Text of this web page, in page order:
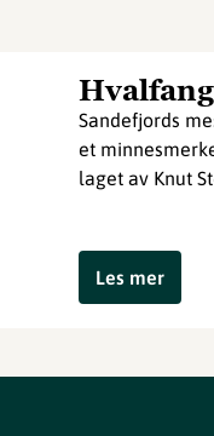
Sandefjords
et
laget av Knut
Les mer